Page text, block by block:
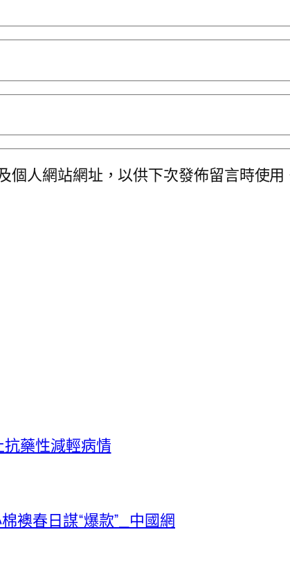
個人網站網址，以供下次發佈留言時使用
藥性減輕病情
襖春日謀“爆款”_中國網